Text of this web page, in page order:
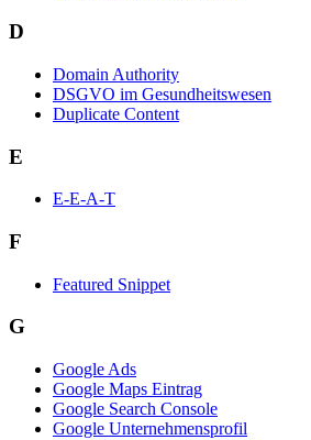
D
Domain Authority
DSGVO im Gesundheitswesen
Duplicate Content
E
E-E-A-T
F
Featured Snippet
G
Google Ads
Google Maps Eintrag
Google Search Console
Google Unternehmensprofil